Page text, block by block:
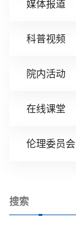
媒体报道
科普视频
院内活动
在线课堂
伦理委员会
搜索